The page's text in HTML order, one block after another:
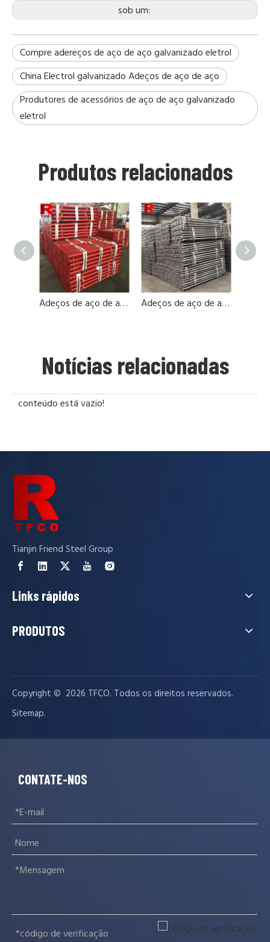
sob um:
Compre adereços de aço de aço galvanizado eletrol
China Electrol galvanizado Adeços de aço de aço
Produtores de acessórios de aço de aço galvanizado
eletrol
Produtos relacionados
Adeços de aço de andaimes para suporte Adeços de aço de andaimes para construção de concreto
Notícias relacionadas
conteúdo está vazio!
Tianjin Friend Steel Group
Links rápidos
PRODUTOS
Copyright © ️ 2026 TFCO. Todos os direitos reservados.
Sitemap.
CONTATE-NOS